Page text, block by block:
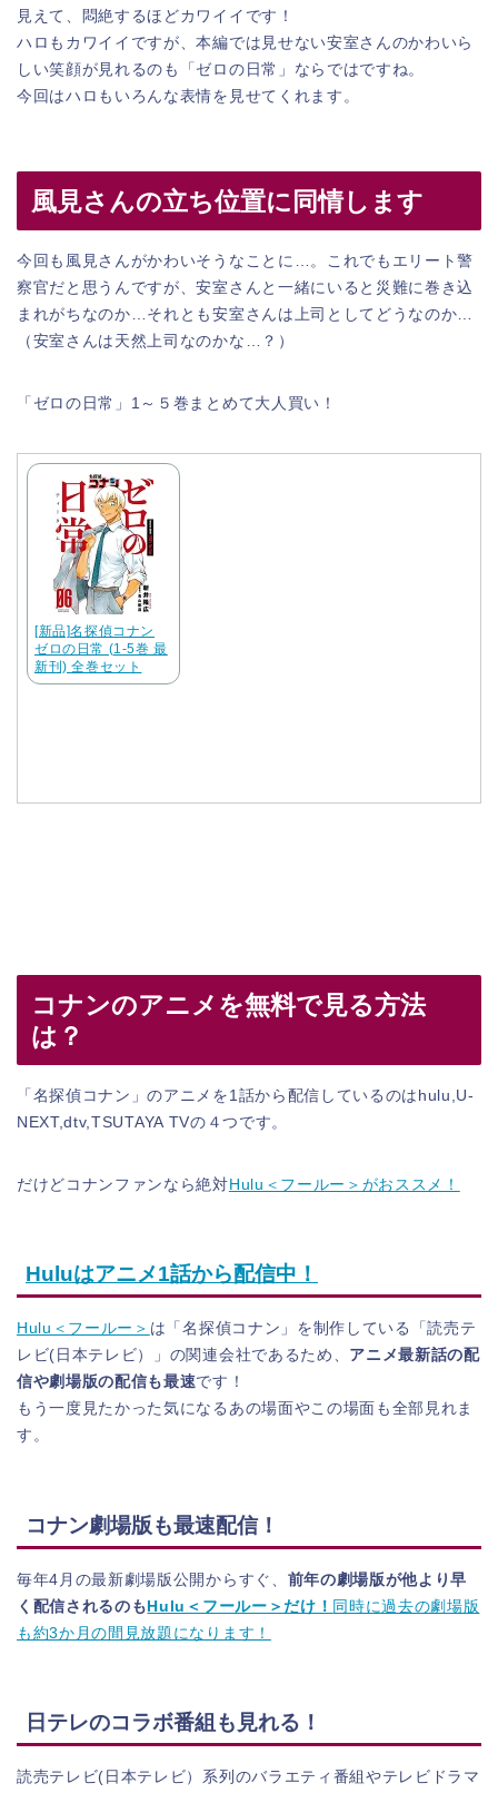
見えて、悶絶するほどカワイイです！
ハロもカワイイですが、本編では見せない安室さんのかわいら
しい笑顔が見れるのも「ゼロの日常」ならではですね。
今回はハロもいろんな表情を見せてくれます。
風見さんの立ち位置に同情します
今回も風見さんがかわいそうなことに…。これでもエリート警
察官だと思うんですが、安室さんと一緒にいると災難に巻き込
まれがちなのか…それとも安室さんは上司としてどうなのか…
（安室さんは天然上司なのかな…？）
「ゼロの日常」1～５巻まとめて大人買い！
[新品]名探偵コナン
ゼロの日常 (1-5巻 最
新刊) 全巻セット
コナンのアニメを無料で見る方法
は？
「名探偵コナン」のアニメを1話から配信しているのはhulu,U-
NEXT,dtv,TSUTAYA TVの４つです。
だけどコナンファンなら絶対 Hulu＜フールー＞がおススメ！
Huluはアニメ1話から配信中！
Hulu＜フールー＞ は「名探偵コナン」を制作している「読売テ
レビ(日本テレビ）」の関連会社であるため、 アニメ最新話の配
信や劇場版の配信も最速です！
もう一度見たかった気になるあの場面やこの場面も全部見れま
す。
コナン劇場版も最速配信！
毎年4月の最新劇場版公開からすぐ、 前年の劇場版が他より早
く配信されるのもHulu＜フールー＞だけ！ 同時に過去の劇場版
も約3か月の間見放題になります！
日テレのコラボ番組も見れる！
読売テレビ(日本テレビ）系列のバラエティ番組やテレビドラマ